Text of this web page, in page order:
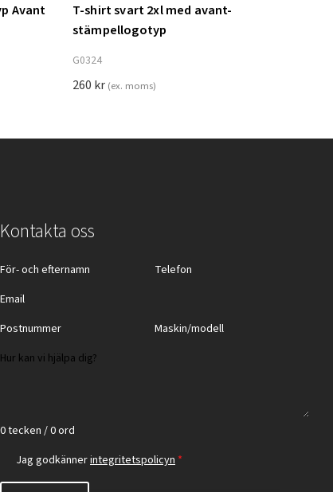
Lägg till i varukorg
Avant
T-shirt svart 2xl med avant-
stämpellogotyp
G0324
260 kr (ex. moms)
Kontakta oss
0 tecken / 0 ord
Jag godkännerintegritetspolicyn *